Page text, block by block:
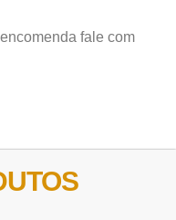
fale com